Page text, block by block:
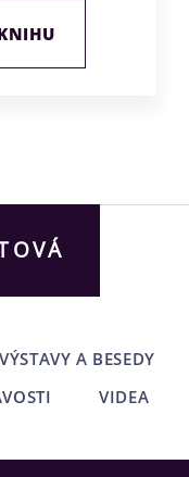
VÝSTAVY A BESEDY
VIDEA